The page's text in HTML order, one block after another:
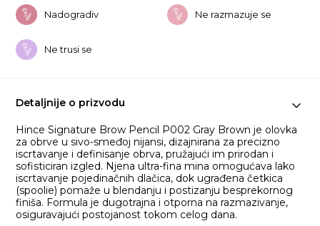
Nadogradiv Ne razmazuje se
Ne trusi se
Detaljnije o prizvodu
Hince Signature Brow Pencil P002 Gray Brown je olovka
za obrve u sivo-smeđoj nijansi, dizajnirana za precizno
iscrtavanje i definisanje obrva, pružajući im prirodan i
sofisticiran izgled. Njena ultra-fina mina omogućava lako
iscrtavanje pojedinačnih dlačica, dok ugrađena četkica
(spoolie) pomaže u blendanju i postizanju besprekornog
finiša. Formula je dugotrajna i otporna na razmazivanje,
osiguravajući postojanost tokom celog dana.